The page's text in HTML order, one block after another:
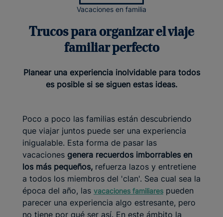
Vacaciones en familia
Trucos para organizar el viaje
familiar perfecto
Planear una experiencia inolvidable para todos
es posible si se siguen estas ideas.
Poco a poco las familias están descubriendo
que viajar juntos puede ser una experiencia
inigualable. Esta forma de pasar las
vacaciones genera recuerdos imborrables en
los más pequeños, refuerza lazos y entretiene
a todos los miembros del 'clan'. Sea cual sea la
época del año, las vacaciones familiares pueden
parecer una experiencia algo estresante, pero
no tiene por qué ser así. En este ámbito la